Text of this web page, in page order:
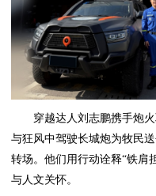
穿越达人刘志鹏携手炮
与狂风中驾驶长城炮为牧民
转场。他们用行动诠释“铁肩
与人文关怀。